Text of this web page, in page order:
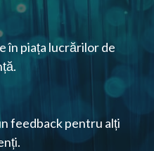
în piața lucrărilor de
feedback pentru alți